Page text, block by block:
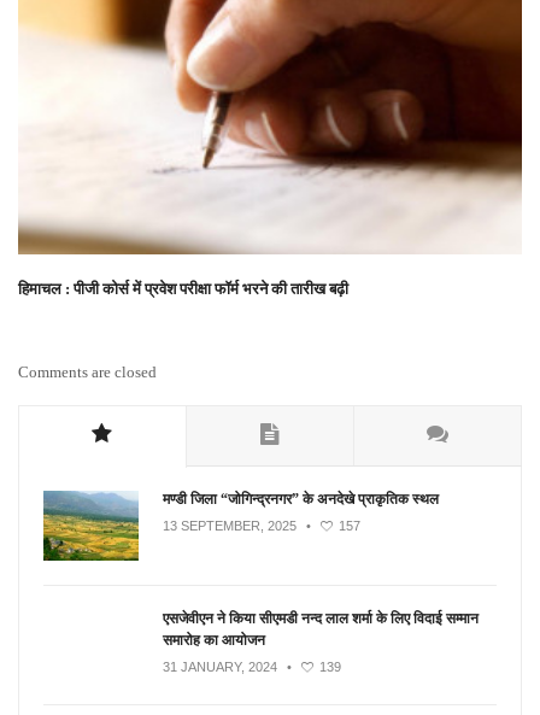
हिमाचल : पीजी कोर्स में प्रवेश परीक्षा फॉर्म भरने की तारीख बढ़ी
Comments are closed
मण्डी जिला “जोगिन्द्रनगर” के अनदेखे प्राकृतिक स्थल
13 SEPTEMBER, 2025 • 157
एसजेवीएन ने किया सीएमडी नन्‍द लाल शर्मा के लिए विदाई सम्मान
समारोह का आयोजन
31 JANUARY, 2024 • 139